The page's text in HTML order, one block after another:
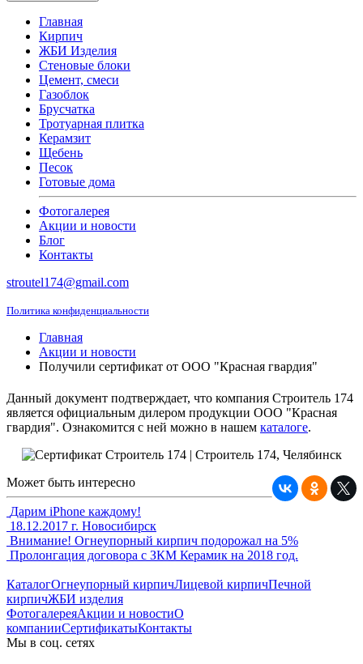
Главная
Кирпич
ЖБИ Изделия
Стеновые блоки
Цемент, смеси
Газоблок
Брусчатка
Тротуарная плитка
Керамзит
Щебень
Песок
Готовые дома
Фотогалерея
Акции и новости
Блог
Контакты
stroutel174@gmail.com
Политика конфиденциальности
Главная
Акции и новости
Получили сертификат от ООО "Красная гвардия"
Данный документ подтверждает, что компания Строитель 174
является официальным дилером продукции ООО "Красная
гвардия". Ознакомится с ней можно в нашем каталоге.
Может быть интересно
Дарим iPhone каждому!
18.12.2017 г. Новосибирск
Внимание! Огнеупорный кирпич подорожал на 5%
Пролонгация договора с ЗКМ Керамик на 2018 год.
КаталогОгнеупорный кирпичЛицевой кирпичПечной
кирпичЖБИ изделия
ФотогалереяАкции и новостиО
компанииСертификатыКонтакты
Мы в соц. сетях